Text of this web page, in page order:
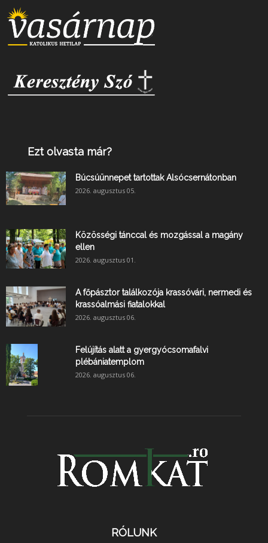
Ezt olvasta már?
Búcsúünnepet tartottak Alsócsernátonban
2026. augusztus 05.
Közösségi tánccal és mozgással a magány
ellen
2026. augusztus 01.
A főpásztor találkozója krassóvári, nermedi és
krassóalmási fiatalokkal
2026. augusztus 06.
Felújítás alatt a gyergyócsomafalvi
plébániatemplom
2026. augusztus 06.
RÓLUNK